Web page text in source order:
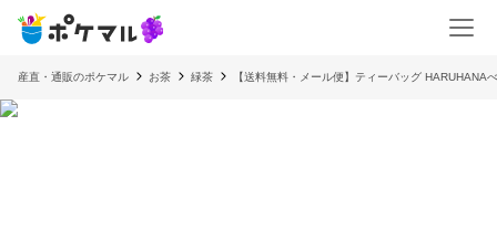
産直・通販のポケマル お茶 緑茶 【送料無料・メール便】ティーバッグ HARUHANA